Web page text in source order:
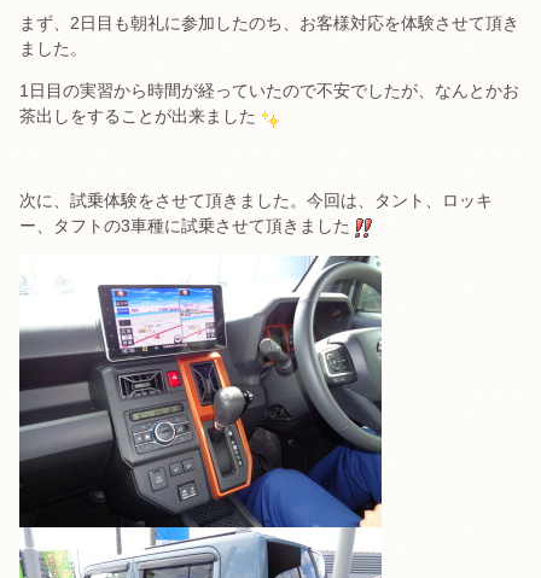
まず、2日目も朝礼に参加したのち、お客様対応を体験させて頂き
ました。
1日目の実習から時間が経っていたので不安でしたが、なんとかお
茶出しをすることが出来ました
次に、試乗体験をさせて頂きました。今回は、タント、ロッキ
ー、タフトの3車種に試乗させて頂きました